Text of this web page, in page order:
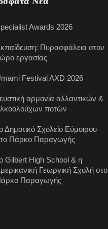
Awards 2026
Πυρασφάλεια στον
εργασίας
Festival AXD 2026
αρμονία αλλαντικών &
ποτών
Δημοτικό Σχολείο Εύμοιρου
Πάρκο Παραγωγής
Gilbert High School & η
Γεωργική Σχολή στο
Παραγωγής